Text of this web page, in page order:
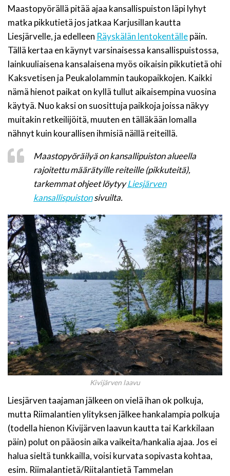
Maastopyörällä pitää ajaa kansallispuiston läpi lyhyt
matka pikkutietä jos jatkaa Karjusillan kautta
Liesjärvelle, ja edelleen Räyskälän lentokentällepäin.
Tällä kertaa en käynyt varsinaisessa kansallispuistossa,
lainkuuliaisena kansalaisena myös oikaisin pikkutietä ohi
Kaksvetisen ja Peukalolammin taukopaikkojen. Kaikki
nämä hienot paikat on kyllä tullut aikaisempina vuosina
käytyä. Nuo kaksi on suosittuja paikkoja joissa näkyy
muitakin retkeilijöitä, muuten en tälläkään lomalla
nähnyt kuin kourallisen ihmisiä näillä reiteillä.
Maastopyöräilyä on kansallipuiston alueella
rajoitettu määrätyille reiteille (pikkuteitä),
tarkemmat ohjeet löytyyLiesjärven
kansallispuistonsivuilta.
Kivijärven laavu
Liesjärven taajaman jälkeen on vielä ihan ok polkuja,
mutta Riimalantien ylityksen jälkee hankalampia polkuja
(todella hienon Kivijärven laavun kautta tai Karkkilaan
päin) polut on pääosin aika vaikeita/hankalia ajaa. Jos ei
halua sieltä tunkkailla, voisi kurvata sopivasta kohtaa,
esim. Riimalantietä/Riitalantietä Tammelan